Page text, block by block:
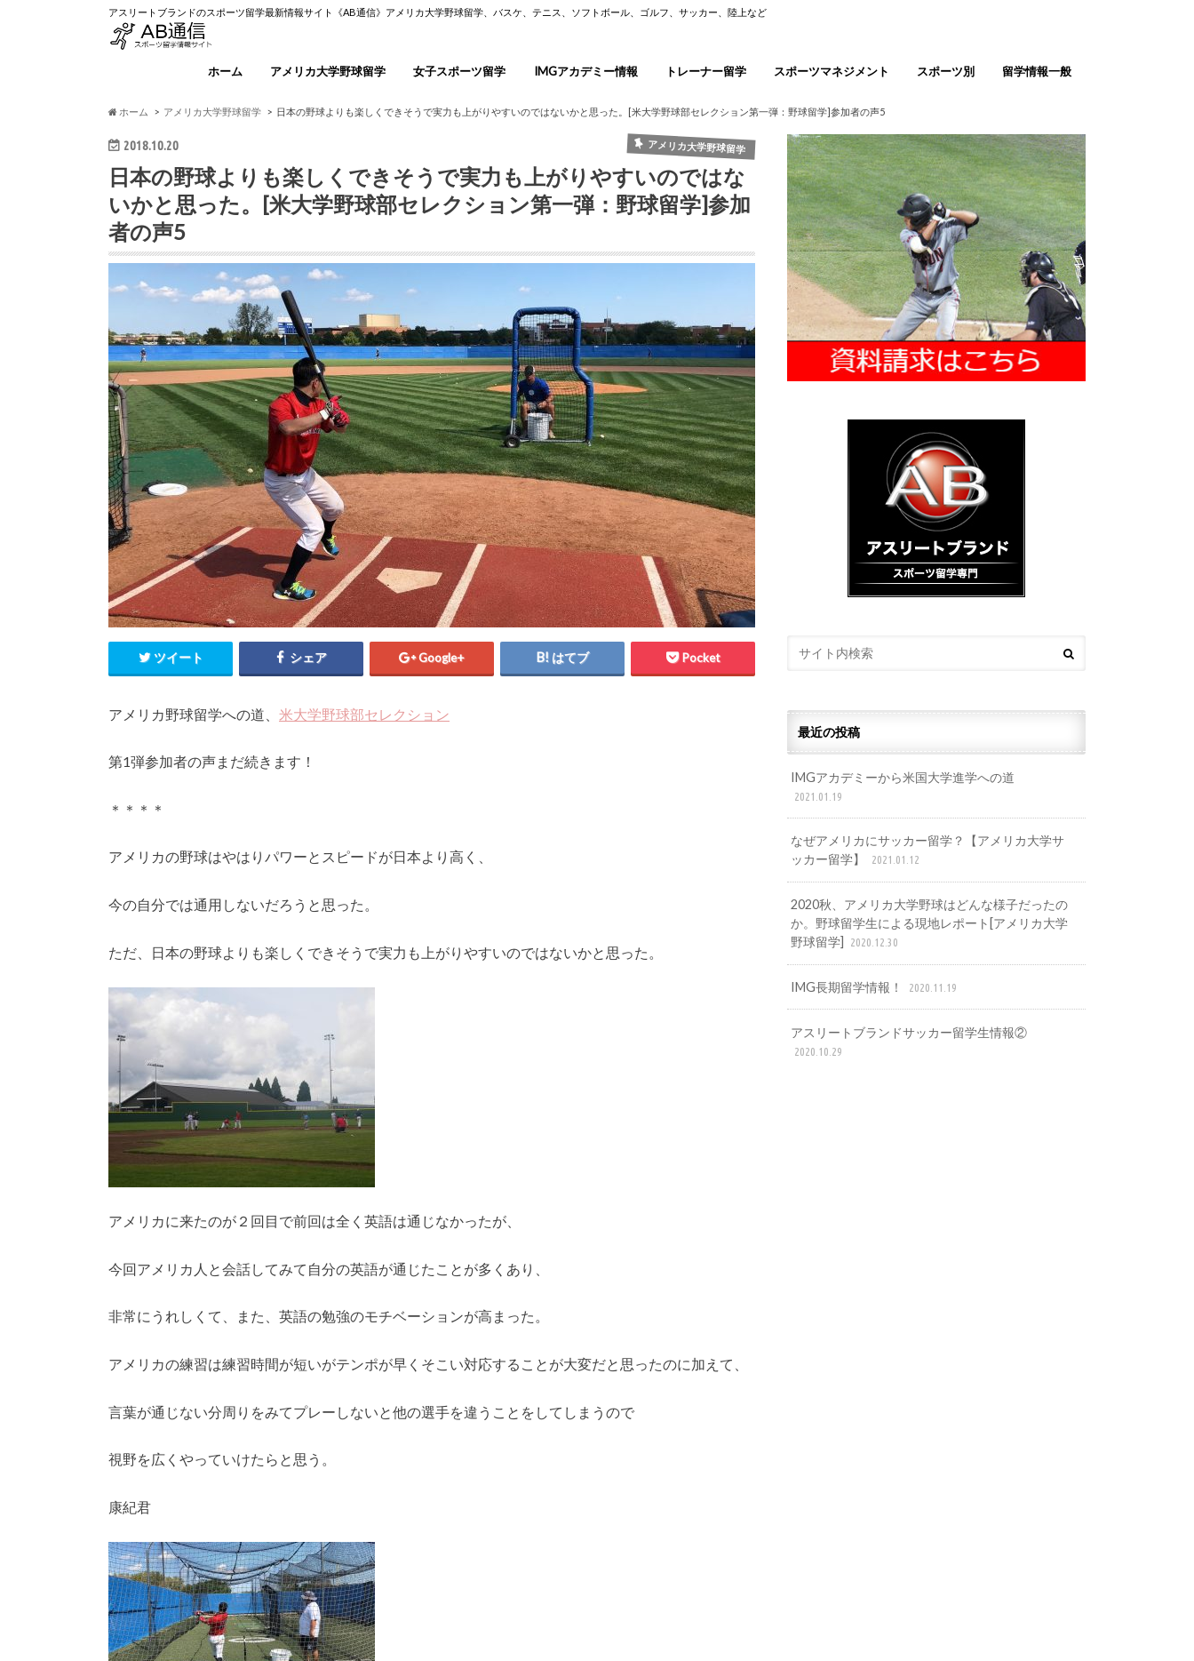
アスリートブランドのスポーツ留学最新情報サイト《AB通信》アメリカ大学野球留学、バスケ、テニス、ソフトボール、ゴルフ、サッカー、陸上など
ホーム アメリカ大学野球留学 女子スポーツ留学 IMGアカデミー情報 トレーナー留学 スポーツマネジメント スポーツ別 留学情報一般
ホーム アメリカ大学野球留学 日本の野球よりも楽しくできそうで実力も上がりやすいのではないかと思った。[米大学野球部セレクション第一弾：野球留学]参加者の声5
2018.10.20 アメリカ大学野球留学
日本の野球よりも楽しくできそうで実力も上がりやすいのではな
いかと思った。[米大学野球部セレクション第一弾：野球留学]参加
者の声5
ツイート シェア Google+ はてブ Pocket
アメリカ野球留学への道、 米大学野球部セレクション
第1弾参加者の声まだ続きます！
＊＊＊＊
アメリカの野球はやはりパワーとスピードが日本より高く、
今の自分では通用しないだろうと思った。
ただ、日本の野球よりも楽しくできそうで実力も上がりやすいのではないかと思った。
アメリカに来たのが２回目で前回は全く英語は通じなかったが、
今回アメリカ人と会話してみて自分の英語が通じたことが多くあり、
非常にうれしくて、また、英語の勉強のモチベーションが高まった。
アメリカの練習は練習時間が短いがテンポが早くそこい対応することが大変だと思ったのに加えて、
言葉が通じない分周りをみてプレーしないと他の選手を違うことをしてしまうので
視野を広くやっていけたらと思う。
康紀君
最近の投稿
IMGアカデミーから米国大学進学への道
2021.01.19
なぜアメリカにサッカー留学？【アメリカ大学サ
ッカー留学】
2021.01.12
2020秋、アメリカ大学野球はどんな様子だったの
か。野球留学生による現地レポート[アメリカ大学
野球留学]
2020.12.30
IMG長期留学情報！ 2020.11.19
アスリートブランドサッカー留学生情報②
2020.10.29